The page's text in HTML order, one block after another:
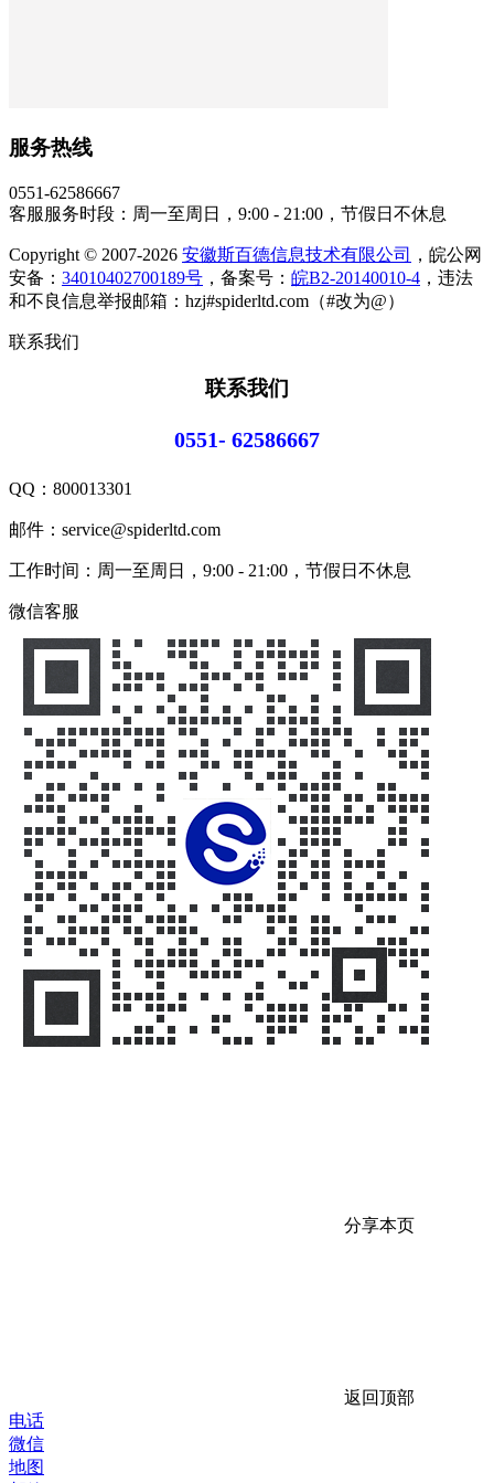
服务热线
0551-62586667
客服服务时段：周一至周日，9:00 - 21:00，节假日不休息
Copyright © 2007-2026 安徽斯百德信息技术有限公司
，皖公网
安备： 34010402700189号 ，备案号： 皖B2-20140010-4 ，违法
和不良信息举报邮箱：hzj#spiderltd.com（#改为@）
联系我们
联系我们
0551- 62586667
QQ： 800013301
邮件：service@spiderltd.com
工作时间：周一至周日，9:00 - 21:00，节假日不休息
微信客服
分享本页
返回顶部
电话
微信
地图